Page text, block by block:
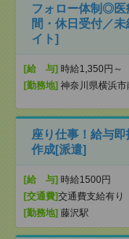
フォロー体制◎医
間・休日受付／
イト]
[給 与] 時給1,350円～
[勤務地] 神奈川県横浜
座り仕事！給与
作成[派遣]
[給 与] 時給1500円
[交通費]交通費支給有り
[勤務地] 藤沢駅